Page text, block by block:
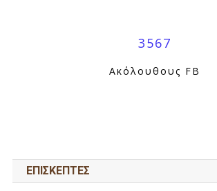
3567
Ακόλουθους FB
ΕΠΙΣΚΕΠΤΕΣ